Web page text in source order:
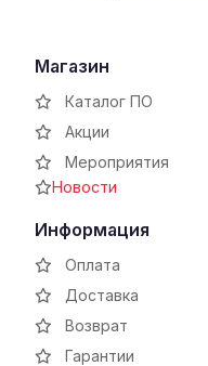
Магазин
Каталог ПО
Акции
Мероприятия
Новости
Информация
Оплата
Доставка
Возврат
Гарантии